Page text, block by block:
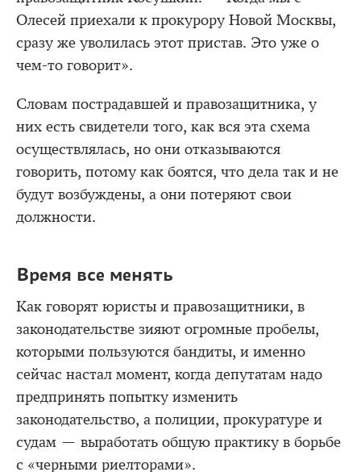
Олесей приехали к прокурору Новой Москвы,
сразу же уволилась этот пристав. Это уже о
чем-то говорит».
Словам пострадавшей и правозащитника, у
них есть свидетели того, как вся эта схема
осуществлялась, но они отказываются
говорить, потому как боятся, что дела так и не
будут возбуждены, а они потеряют свои
должности.
Время все менять
Как говорят юристы и правозащитники, в
законодательстве зияют огромные пробелы,
которыми пользуются бандиты, и именно
сейчас настал момент, когда депутатам надо
предпринять попытку изменить
законодательство, а полиции, прокуратуре и
судам — выработать общую практику в борьбе
с «черными риелторами».